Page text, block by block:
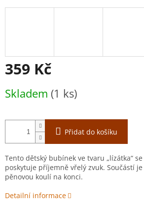
359 Kč
cena:
Skladem (1 ks)
Přidat do košíku
Tento dětský bubínek ve tvaru „lízátka“
poskytuje příjemně vřelý zvuk. Součástí
pěnovou koulí na konci.
Detailní informace